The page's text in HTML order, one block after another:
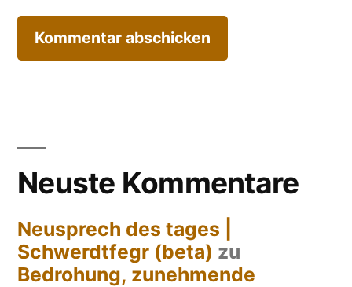
Neuste Kommentare
Neusprech des tages |
Schwerdtfegr (beta) zu
Bedrohung, zunehmende